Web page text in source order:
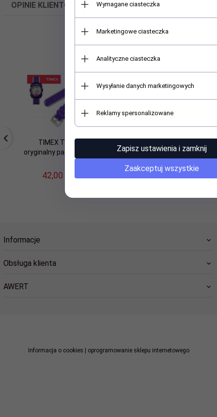
OPINIE KLIENTÓW
Polecamy
TIMEX T7B983
oryginalny pasek 18 mm
42,00 PLN
skórzany PT53 białe
PLN
Informacje
Obsługa klienta
AWERT
Informacja o cookies oprogramowanie sklepu internetowego
Wymagane ciasteczka
Marketingowe ciasteczka
Analityczne ciasteczka
Wysyłanie danych marketingowych
Reklamy spersonalizowane
Zapisz ustawienia i zamknij
Zaakceptuj wszystkie